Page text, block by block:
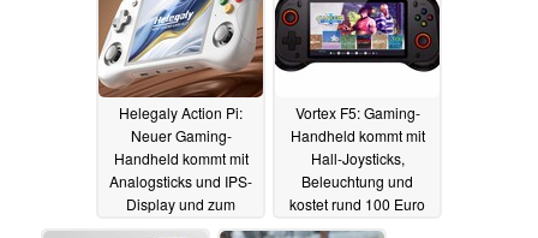
Helegaly Action Pi:
Neuer Gaming-
Handheld kommt mit
Analogsticks und IPS-
Display und zum
günstigen Preis
Vortex F5: Gaming-
Handheld kommt mit
Hall-Joysticks,
Beleuchtung und
kostet rund 100 Euro
26.06.2025